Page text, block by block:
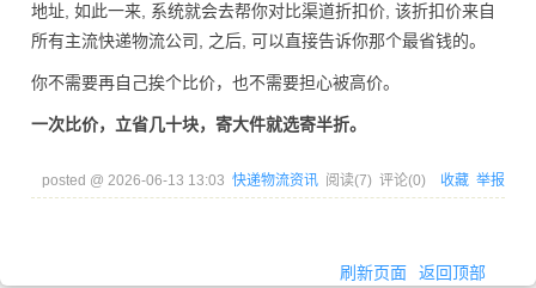
地址, 如此一来, 系统就会去帮你对比渠道折扣价, 该折扣价来自
所有主流快递物流公司, 之后, 可以直接告诉你那个最省钱的。
你不需要再自己挨个比价，也不需要担心被高价。
一次比价，立省几十块，寄大件就选寄半折。
posted @ 2026-06-13 13:03 快递物流资讯 阅读(7) 评论(0) 收藏 举报
刷新页面 返回顶部